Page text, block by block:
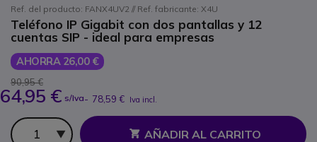
Ref. del producto: FANX4UV2 // Ref. fabricante: X4U
Teléfono IP Gigabit con dos pantallas y 12
cuentas SIP - ideal para empresas
AHORRA 26,00 €
90,95 €
64,95 € s/Iva- 78,59 € Iva incl.
Cantidad
AÑADIR AL CARRITO